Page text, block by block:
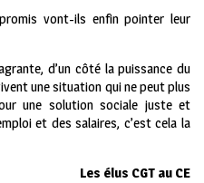
vont-ils enfin pointer leur
d’un côté la puissance du
une situation qui ne peut plus
une solution sociale juste et
et des salaires, c’est cela la
Les élus CGT au CE